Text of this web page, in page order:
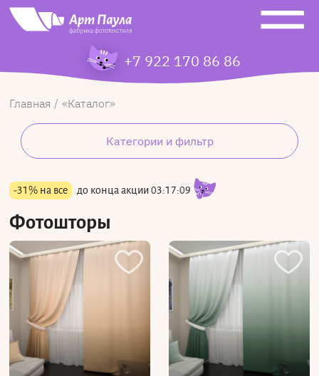
+7 922 170 86 86
Главная Каталог
Категории и фильтр
-31% на все до конца акции03:17:08
Фотошторы